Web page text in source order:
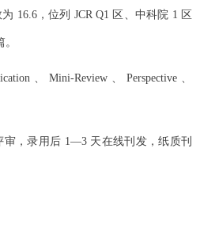
16.6，位列 JCR Q1 区、中科院 1 区
。
、 Mini-Review 、 Perspective 、
审，录用后 1—3 天在线刊发，纸质刊